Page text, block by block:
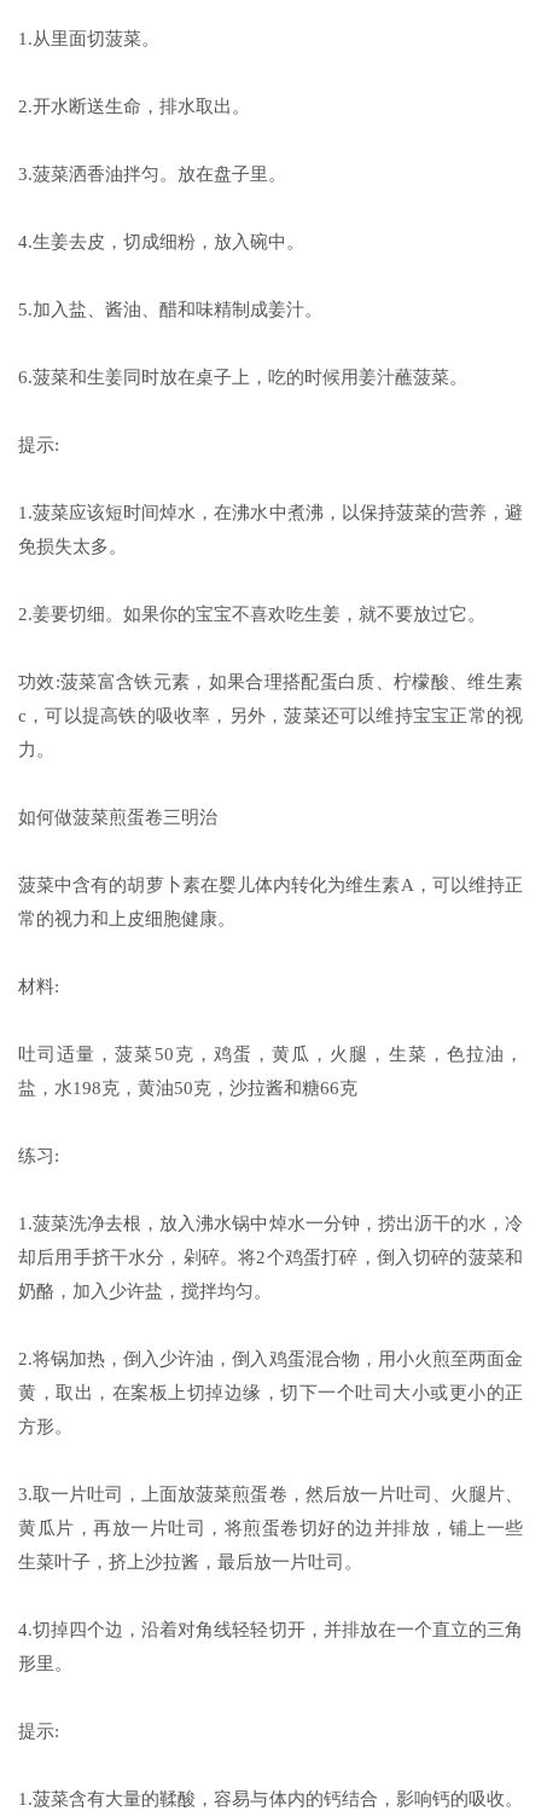
1.从里面切菠菜。
2.开水断送生命，排水取出。
3.菠菜洒香油拌匀。放在盘子里。
4.生姜去皮，切成细粉，放入碗中。
5.加入盐、酱油、醋和味精制成姜汁。
6.菠菜和生姜同时放在桌子上，吃的时候用姜汁蘸菠菜。
提示:
1.菠菜应该短时间焯水，在沸水中煮沸，以保持菠菜的营养，避
免损失太多。
2.姜要切细。如果你的宝宝不喜欢吃生姜，就不要放过它。
功效:菠菜富含铁元素，如果合理搭配蛋白质、柠檬酸、维生素
c，可以提高铁的吸收率，另外，菠菜还可以维持宝宝正常的视
力。
如何做菠菜煎蛋卷三明治
菠菜中含有的胡萝卜素在婴儿体内转化为维生素A，可以维持正
常的视力和上皮细胞健康。
材料:
吐司适量，菠菜50克，鸡蛋，黄瓜，火腿，生菜，色拉油，
盐，水198克，黄油50克，沙拉酱和糖66克
练习:
1.菠菜洗净去根，放入沸水锅中焯水一分钟，捞出沥干的水，冷
却后用手挤干水分，剁碎。将2个鸡蛋打碎，倒入切碎的菠菜和
奶酪，加入少许盐，搅拌均匀。
2.将锅加热，倒入少许油，倒入鸡蛋混合物，用小火煎至两面金
黄，取出，在案板上切掉边缘，切下一个吐司大小或更小的正
方形。
3.取一片吐司，上面放菠菜煎蛋卷，然后放一片吐司、火腿片、
黄瓜片，再放一片吐司，将煎蛋卷切好的边并排放，铺上一些
生菜叶子，挤上沙拉酱，最后放一片吐司。
4.切掉四个边，沿着对角线轻轻切开，并排放在一个直立的三角
形里。
提示:
1.菠菜含有大量的鞣酸，容易与体内的钙结合，影响钙的吸收。